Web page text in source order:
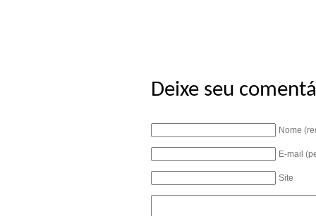
Deixe seu
Nome
E-mail
Site